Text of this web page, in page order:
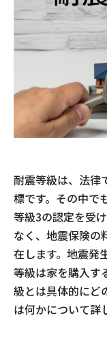
耐震等級は、法律
標です。その中で
等級3の認定を受
なく、地震保険の
在します。地震発
等級は家を購入す
級とは具体的にど
は何かについて詳